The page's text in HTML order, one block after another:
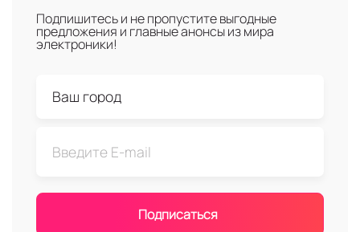
Подпишитесь и не пропустите выгодные
предложения и главные анонсы из мира
электроники!
Подписаться